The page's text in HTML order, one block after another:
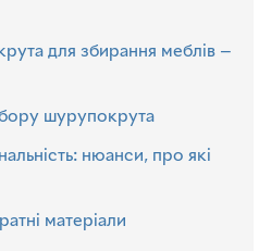
для збирання меблів —
шурупокрута
нюанси, про які
матеріали